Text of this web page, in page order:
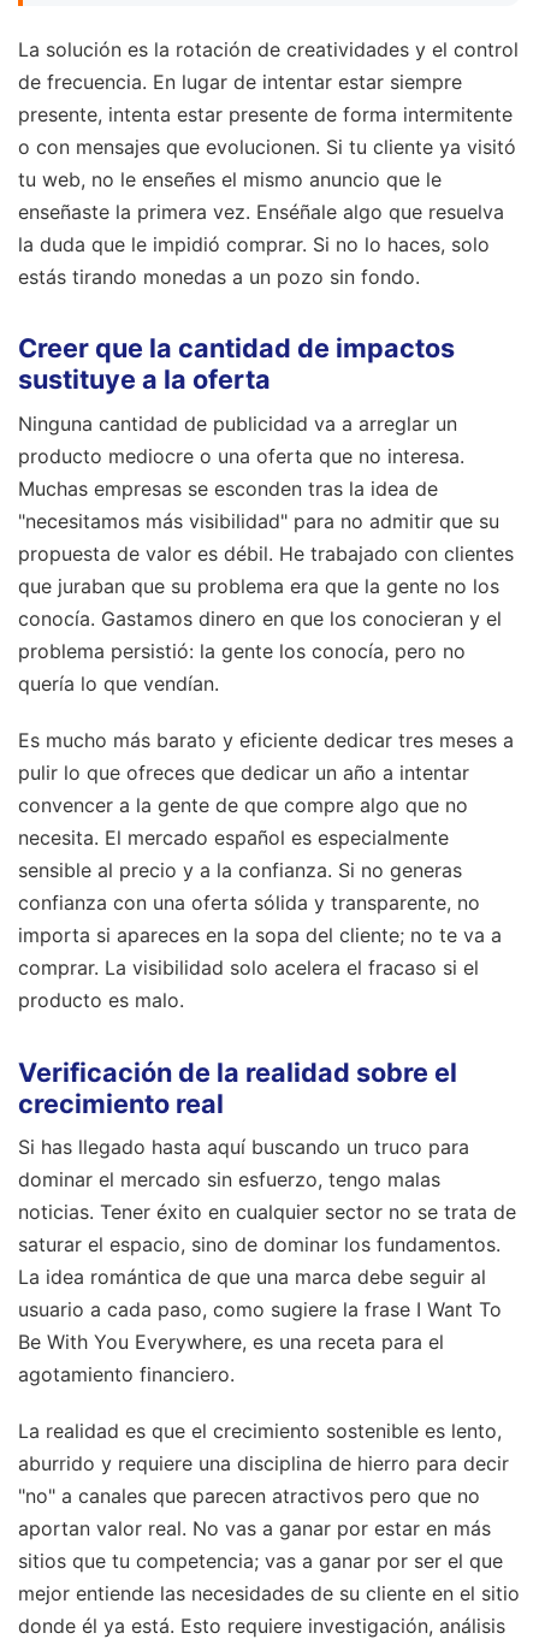
La solución es la rotación de creatividades y el control
de frecuencia. En lugar de intentar estar siempre
presente, intenta estar presente de forma intermitente
o con mensajes que evolucionen. Si tu cliente ya visitó
tu web, no le enseñes el mismo anuncio que le
enseñaste la primera vez. Enséñale algo que resuelva
la duda que le impidió comprar. Si no lo haces, solo
estás tirando monedas a un pozo sin fondo.
Creer que la cantidad de impactos
sustituye a la oferta
Ninguna cantidad de publicidad va a arreglar un
producto mediocre o una oferta que no interesa.
Muchas empresas se esconden tras la idea de
"necesitamos más visibilidad" para no admitir que su
propuesta de valor es débil. He trabajado con clientes
que juraban que su problema era que la gente no los
conocía. Gastamos dinero en que los conocieran y el
problema persistió: la gente los conocía, pero no
quería lo que vendían.
Es mucho más barato y eficiente dedicar tres meses a
pulir lo que ofreces que dedicar un año a intentar
convencer a la gente de que compre algo que no
necesita. El mercado español es especialmente
sensible al precio y a la confianza. Si no generas
confianza con una oferta sólida y transparente, no
importa si apareces en la sopa del cliente; no te va a
comprar. La visibilidad solo acelera el fracaso si el
producto es malo.
Verificación de la realidad sobre el
crecimiento real
Si has llegado hasta aquí buscando un truco para
dominar el mercado sin esfuerzo, tengo malas
noticias. Tener éxito en cualquier sector no se trata de
saturar el espacio, sino de dominar los fundamentos.
La idea romántica de que una marca debe seguir al
usuario a cada paso, como sugiere la frase I Want To
Be With You Everywhere, es una receta para el
agotamiento financiero.
La realidad es que el crecimiento sostenible es lento,
aburrido y requiere una disciplina de hierro para decir
"no" a canales que parecen atractivos pero que no
aportan valor real. No vas a ganar por estar en más
sitios que tu competencia; vas a ganar por ser el que
mejor entiende las necesidades de su cliente en el sitio
donde él ya está. Esto requiere investigación, análisis